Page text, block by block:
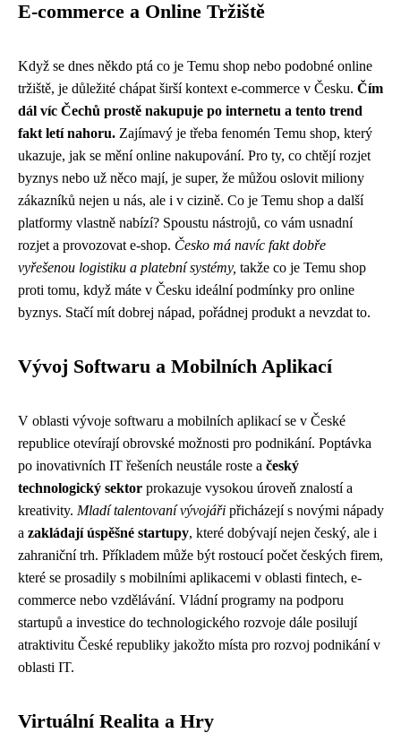
E-commerce a Online Tržiště
Když se dnes někdo ptá co je Temu shop nebo podobné online
tržiště, je důležité chápat širší kontext e-commerce v Česku. Čím
dál víc Čechů prostě nakupuje po internetu a tento trend
fakt letí nahoru. Zajímavý je třeba fenomén Temu shop, který
ukazuje, jak se mění online nakupování. Pro ty, co chtějí rozjet
byznys nebo už něco mají, je super, že můžou oslovit miliony
zákazníků nejen u nás, ale i v cizině. Co je Temu shop a další
platformy vlastně nabízí? Spoustu nástrojů, co vám usnadní
rozjet a provozovat e-shop. Česko má navíc fakt dobře
vyřešenou logistiku a platební systémy, takže co je Temu shop
proti tomu, když máte v Česku ideální podmínky pro online
byznys. Stačí mít dobrej nápad, pořádnej produkt a nevzdat to.
Vývoj Softwaru a Mobilních Aplikací
V oblasti vývoje softwaru a mobilních aplikací se v České
republice otevírají obrovské možnosti pro podnikání. Poptávka
po inovativních IT řešeních neustále roste a český
technologický sektor prokazuje vysokou úroveň znalostí a
kreativity. Mladí talentovaní vývojáři přicházejí s novými nápady
a zakládají úspěšné startupy, které dobývají nejen český, ale i
zahraniční trh. Příkladem může být rostoucí počet českých firem,
které se prosadily s mobilními aplikacemi v oblasti fintech, e-
commerce nebo vzdělávání. Vládní programy na podporu
startupů a investice do technologického rozvoje dále posilují
atraktivitu České republiky jakožto místa pro rozvoj podnikání v
oblasti IT.
Virtuální Realita a Hry